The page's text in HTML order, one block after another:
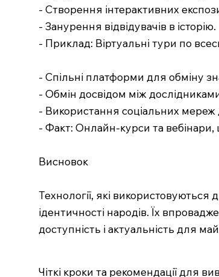
- Створення інтерактивних
- Занурення відвідувачів в історію.
- Приклад: Віртуальні тури по
- Спільні платформи для обміну
- Обмін досвідом між
- Використання соціальних
- Факт: Онлайн-курси та
Висновок
Технології, які
ідентичності народів. Їх
доступність і актуальність для
Чіткі кроки та рекомендації для